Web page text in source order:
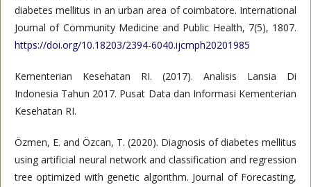
diabetes mellitus in an urban area of coimbatore. International
Journal of Community Medicine and Public Health, 7(5), 1807.
https://doi.org/10.18203/2394-6040.ijcmph20201985
Kementerian Kesehatan RI. (2017). Analisis Lansia Di
Indonesia Tahun 2017. Pusat Data dan Informasi Kementerian
Kesehatan RI.
Özmen, E. and Özcan, T. (2020). Diagnosis of diabetes mellitus
using artificial neural network and classification and regression
tree optimized with genetic algorithm. Journal of Forecasting,